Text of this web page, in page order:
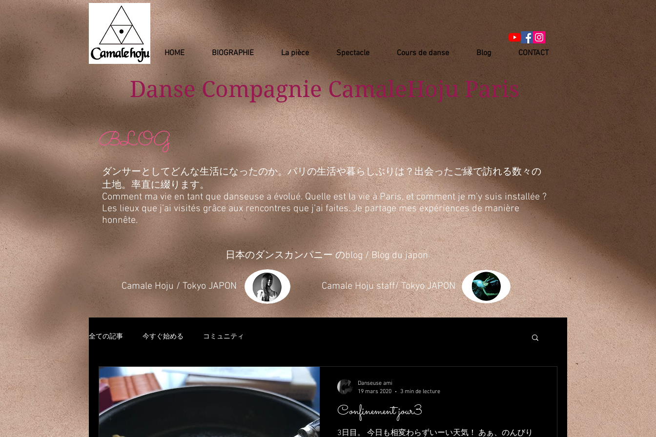
HOME BIOGRAPHIE La pièce Spectacle Cours de danse Blog CONTACT
Danse Compagnie​ CamaleHoju Paris
BLOG
ダンサーとしてどんな生活になったのか。パリの生活や暮らしぶりは？出会ったご縁で訪れる数々の
土地。率直に綴ります。
Comment ma vie en tant que danseuse a évolué. Quelle est la vie à Paris, et comment je m’y suis installée ?
Les lieux que j’ai visités grâce aux rencontres que j’ai faites. Je partage mes expériences de manière
honnête.
日本のダンスカンパニー のblog / Blog du japon
​Camale Hoju / Tokyo JAPON ​Camale Hoju staff/ Tokyo JAPON
全ての記事 今すぐ始める コミュニティ
Confinement jour3
3日目。 今日も相変わらずいーい天気！ あぁ、のんびり
Danseuse ami
19 mars 2020
3 min de lecture